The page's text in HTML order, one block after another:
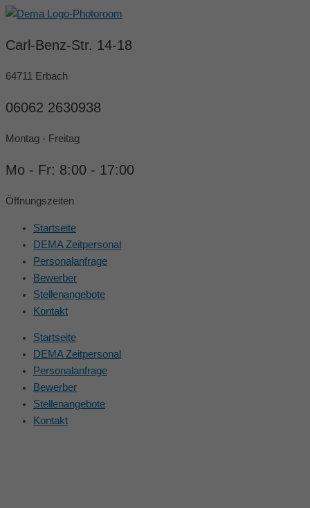
Zum
springen
Carl-Benz-Str. 14-18
64711 Erbach
06062 2630938
Montag - Freitag
Mo - Fr: 8:00 - 17:00
Öffnungszeiten
Startseite
DEMA Zeitpersonal
Personalanfrage
Bewerber
Stellenangebote
Kontakt
Startseite
DEMA Zeitpersonal
Personalanfrage
Bewerber
Stellenangebote
Kontakt
Post